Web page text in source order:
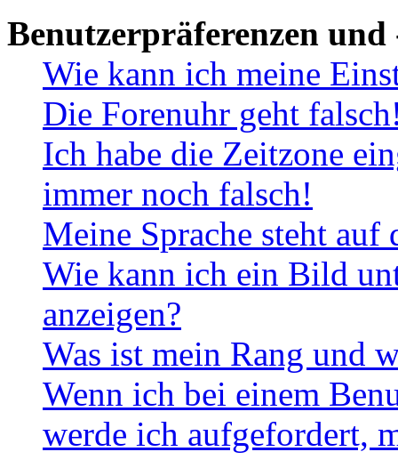
Benutzerpräferenzen und
Wie kann ich meine
Die Forenuhr geht
Ich habe die Zeitzone
immer noch falsch!
Meine Sprache steht
Wie kann ich ein Bild
anzeigen?
Was ist mein Rang und
Wenn ich bei einem
werde ich aufgefordert,